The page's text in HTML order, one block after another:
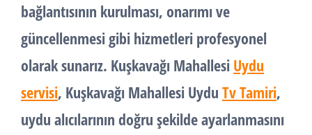
bağlantısının kurulması, onarımı ve
güncellenmesi gibi hizmetleri profesyonel
olarak sunarız. Kuşkavağı Mahallesi Uydu
servisi, Kuşkavağı Mahallesi Uydu Tv Tamiri,
uydu alıcılarının doğru şekilde ayarlanmasını